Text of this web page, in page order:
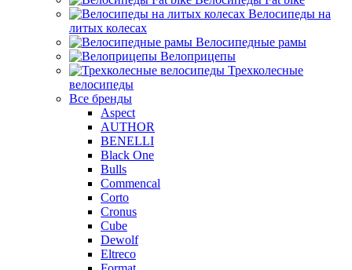
Велосипеды на
литых колесах
Велосипедные рамы
Велоприцепы
Трехколесные
велосипеды
Все бренды
Aspect
AUTHOR
BENELLI
Black One
Bulls
Commencal
Corto
Cronus
Cube
Dewolf
Eltreco